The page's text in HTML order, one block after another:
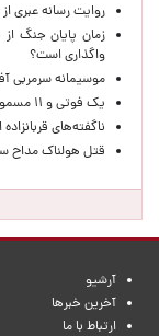
روایت رسانه عبری
زمان پایان جنگ از
واگذاری است؟
موسیمانه سرمربی
یک فوتی و ۱۱ مسموم بر اثر مصرف مشروبات الکلی در نیشابور
ناگفته‌های قربانزاده از واگذاری ۱۲
قتل هولناک مداح
آرشیو
آخرین خبرها
ارتباط با ما